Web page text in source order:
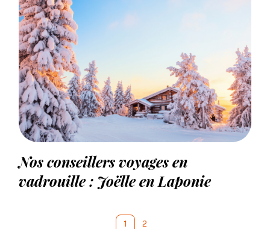
Nos conseillers voyages en
vadrouille : Joëlle en Laponie
1 2